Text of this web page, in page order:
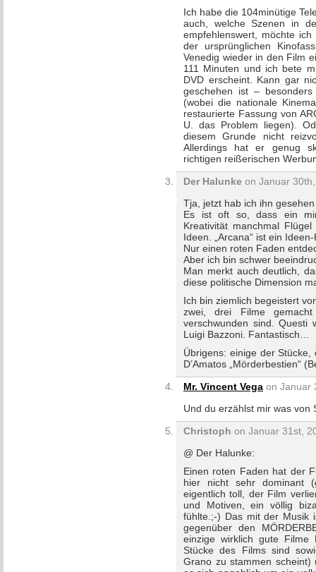
Ich habe die 104minütige
auch, welche Szenen in
empfehlenswert, möchte
der ursprünglichen
Venedig wieder in den Film
111 Minuten und ich bete
DVD erscheint. Kann gar
geschehen ist –
(wobei die nationale
restaurierte Fassung von
U. das Problem liegen).
diesem Grunde nicht
Allerdings hat er genug
richtigen reißerischen
Der Halunke on Januar
Tja, jetzt hab ich ihn
Es ist oft so, dass ein
Kreativität manchmal
Ideen. „Arcana“ ist ein
Nur einen roten Faden
Aber ich bin schwer
Man merkt auch deutlich,
diese politische Dimension
Ich bin ziemlich begeistert
zwei, drei Filme
verschwunden sind. Questi
Luigi Bazzoni. Fantastisch…
Übrigens: einige der
D’Amatos „Mörderbestien“
Mr. Vincent Vega on Januar
Und du erzählst mir was von
Christoph on Januar 31st,
@ Der Halunke:
Einen roten Faden hat der
hier nicht sehr dominant
eigentlich toll, der Film
und Motiven, ein völlig
fühlte.;-) Das mit der Musik
gegenüber den
einzige wirklich gute Filme
Stücke des Films sind
Grano zu stammen scheint)